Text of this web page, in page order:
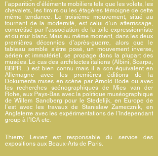
l’apparition d’éléments mobiliers tels que les volets, les
chevalets, les tiroirs ou les étagères témoigne de cette
même tendance. Le troisième mouvement, situé au
tournant de la modernité, est celui d’un atterrissage,
concrétisé par l’association de la toile expressionniste
et du mur blanc. Mais au même moment, dans les deux
premières décennies d’après-guerre, alors que le
tableau semble s’être posé, un mouvement inverse,
aérien et immatériel, se propage dans la plupart des
musées. Le cas des architectes italiens (Albini, Scarpa,
BBPR…) est bien connu mais il a son équivalent en
Allemagne avec les premières éditions de la
Dokumenta mises en scène par Arnold Bode ou avec
les recherches scénographiques de Mies van der
Rohe, aux Pays-Bas avec la politique muséographique
de Willem Sandberg pour le Stedelijk, en Europe de
l’est avec les travaux de Stanislaw Zamecznik, en
Angleterre avec les expérimentations de l’Independant
group à l’ICA etc.
Thierry Leviez est responsable du service des
expositions aux Beaux-Arts de Paris.